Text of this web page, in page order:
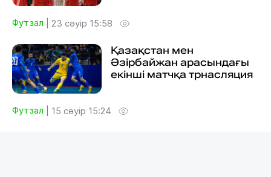
Футзал 23 сәуір 15:58
Қазақстан мен
Әзірбайжан арасындағы
екінші матчқа трнасляция
Футзал 15 сәуір 15:24